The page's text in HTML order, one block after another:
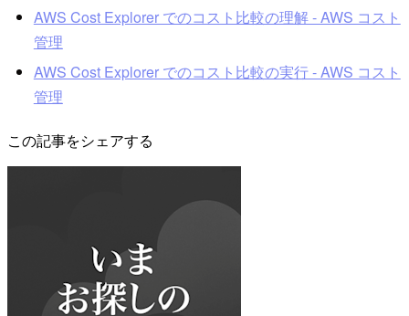
AWS Cost Explorer でのコスト比較の理解 - AWS コスト
管理
AWS Cost Explorer でのコスト比較の実行 - AWS コスト
管理
この記事をシェアする